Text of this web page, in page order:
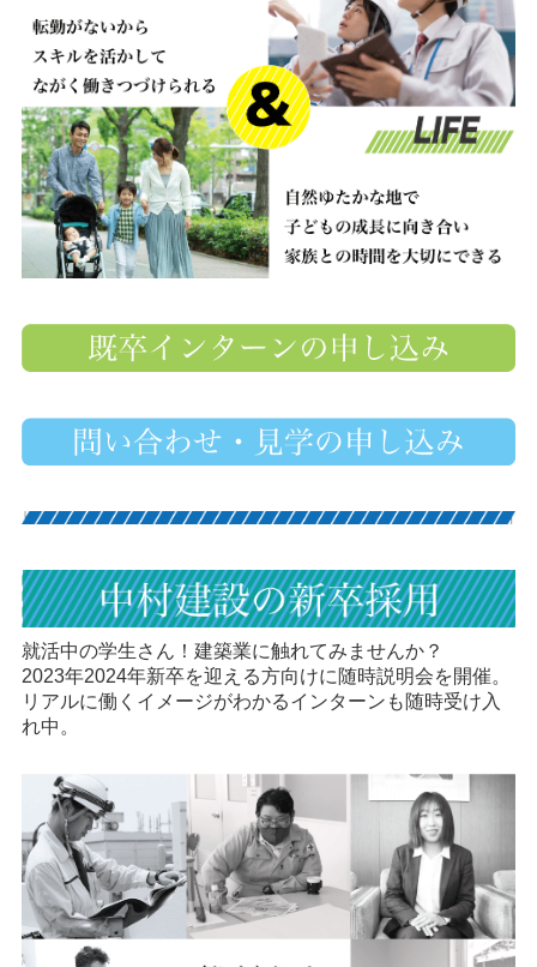
就活中の学生さん！建築業に触れてみませんか？
2023年2024年新卒を迎える方向けに随時説明会を開催。
リアルに働くイメージがわかるインターンも随時受け入
れ中。